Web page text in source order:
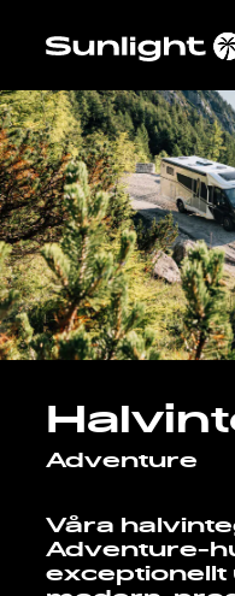
Modeller
Find din
Hitta
Upptäck
Service
Adventure
Våra
Adventure-
exceptionellt